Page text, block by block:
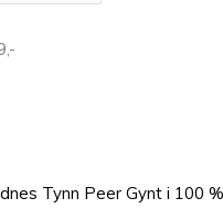
Tynn Peer Gynt i 100